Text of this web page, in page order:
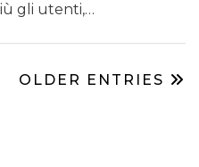
gli utenti,…
OLDER ENTRIES